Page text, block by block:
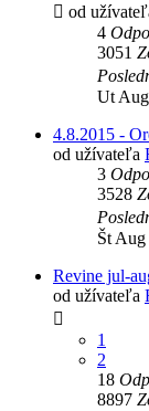
od
4
3051
Ut
4.8.2015 -
od užívateľa
3
3528
Št
Revine jul-
od užívateľa
1
2
18
8897